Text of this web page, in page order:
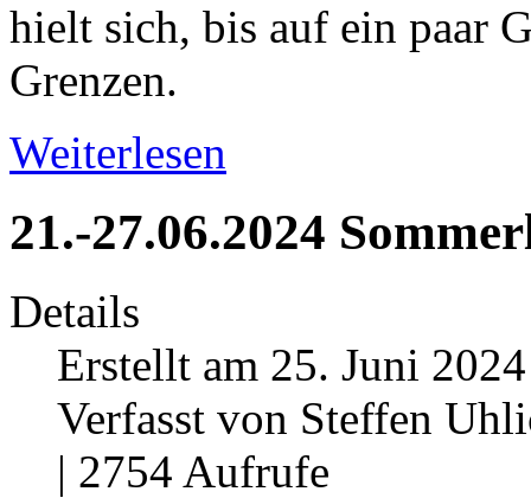
hielt sich, bis auf ein paar
Grenzen.
Weiterlesen
21.-27.06.2024
Details
Erstellt am 25. Juni
Verfasst von Steffen
| 2754 Aufrufe